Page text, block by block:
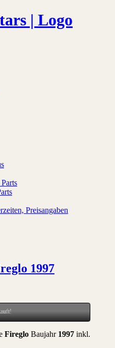
Preisangaben
1997
Fireglo Baujahr 1997 inkl.